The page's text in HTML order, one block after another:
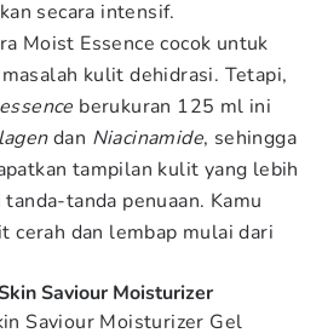
secara intensif.
Moist Essence cocok untuk
kulit dehidrasi. Tetapi,
essence berukuran 125 ml ini
dan Niacinamide, sehingga
tampilan kulit yang lebih
tanda penuaan. Kamu
cerah dan lembap mulai dari
Saviour Moisturizer
Saviour Moisturizer Gel